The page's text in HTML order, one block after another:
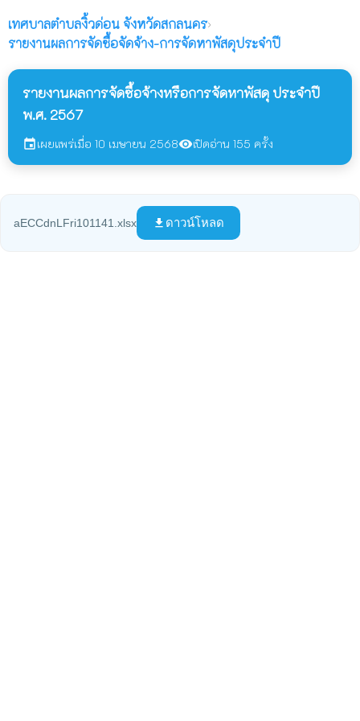
เทศบาลตำบลงิ้วด่อน จังหวัดสกลนคร›
รายงานผลการจัดซื้อจัดจ้าง-การจัดหาพัสดุประจำปี
รายงานผลการจัดซื้อจ้างหรือการจัดหาพัสดุ ประจำปี
พ.ศ. 2567
eventเผยแพร่เมื่อ 10 เมษายน 2568visibilityเปิดอ่าน 155 ครั้ง
aECCdnLFri101141.xlsx file_download ดาวน์โหลด